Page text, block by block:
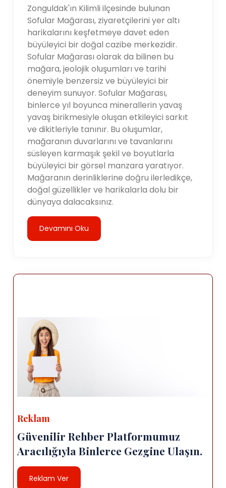
Zonguldak'ın Kilimli ilçesinde bulunan
Sofular Mağarası, ziyaretçilerini yer altı
harikalarını keşfetmeye davet eden
büyüleyici bir doğal cazibe merkezidir.
Sofular Mağarası olarak da bilinen bu
mağara, jeolojik oluşumları ve tarihi
önemiyle benzersiz ve büyüleyici bir
deneyim sunuyor. Sofular Mağarası,
binlerce yıl boyunca minerallerin yavaş
yavaş birikmesiyle oluşan etkileyici sarkıt
ve dikitleriyle tanınır. Bu oluşumlar,
mağaranın duvarlarını ve tavanlarını
süsleyen karmaşık şekil ve boyutlarla
büyüleyici bir görsel manzara yaratıyor.
Mağaranın derinliklerine doğru ilerledikçe,
doğal güzellikler ve harikalarla dolu bir
dünyaya dalacaksınız.
Devamını Oku
Reklam
Güvenilir Rehber Platformumuz
Aracılığıyla Binlerce Gezgine Ulaşın.
Reklam Ver